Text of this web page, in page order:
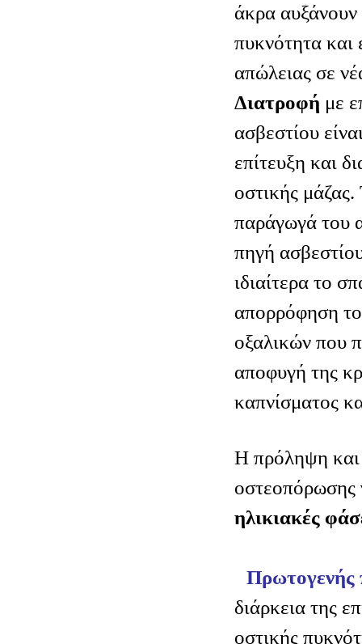
άκρα αυξάνουν
πυκνότητα και
απώλειας σε
Διατροφή με
ασβεστίου
επίτευξη και
οστικής
παράγωγά του
πηγή
ιδιαίτερα το
απορρόφηση
οξαλικών που
αποφυγή της
καπνίσματος
Η πρόληψη και
οστεοπόρωσης
ηλικιακές
διάρκεια της
οστικής